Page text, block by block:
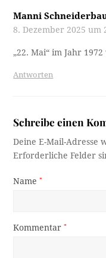
Manni
8. Dezember 2025 um
„22. Mai“ im Jahr
Antworten
Schreibe einen
Deine E-Mail-
Erforderliche Felder
Name*
Kommentar*